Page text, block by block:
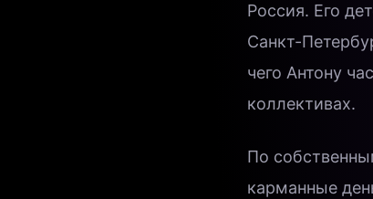
Россия. Его
Санкт-
чего Антону
коллективах.
По
карманные